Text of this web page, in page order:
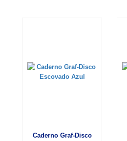
Caderno Graf-Disco